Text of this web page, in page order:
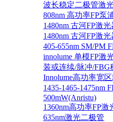
波长稳定二极管激光
808nm 高功率FP泵
1480nm 古河FP激
1480nm 古河FP激
405-655nm SM/PM
innolume 单模FP激
装或连续/脉冲/FBG
Innolume高功率宽
1435-1465-1475nm
500mW(Anristu)
1360nm高功率FP激
635nm激光二极管